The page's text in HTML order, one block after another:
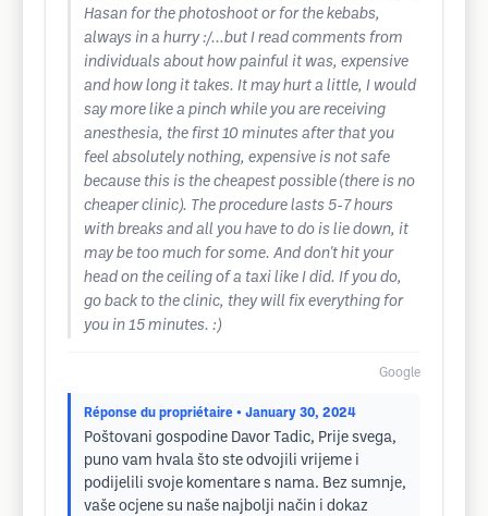
Hasan for the photoshoot or for the kebabs,
always in a hurry :/...but I read comments from
individuals about how painful it was, expensive
and how long it takes. It may hurt a little, I would
say more like a pinch while you are receiving
anesthesia, the first 10 minutes after that you
feel absolutely nothing, expensive is not safe
because this is the cheapest possible (there is no
cheaper clinic). The procedure lasts 5-7 hours
with breaks and all you have to do is lie down, it
may be too much for some. And don't hit your
head on the ceiling of a taxi like I did. If you do,
go back to the clinic, they will fix everything for
you in 15 minutes. :)
Google
Réponse du propriétaire • January 30, 2024
Poštovani gospodine Davor Tadic, Prije svega,
puno vam hvala što ste odvojili vrijeme i
podijelili svoje komentare s nama. Bez sumnje,
vaše ocjene su naše najbolji način i dokaz